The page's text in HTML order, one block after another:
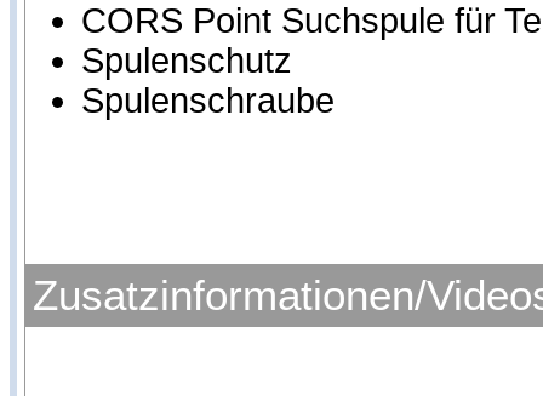
CORS Point Suchspule für
Spulenschutz
Spulenschraube
Zusatzinformationen/